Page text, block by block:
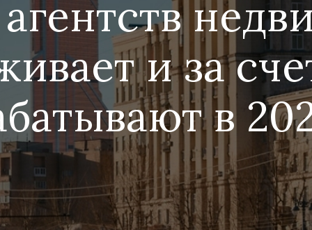
и за
в